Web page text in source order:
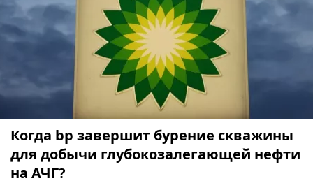
Когда bp завершит бурение скважины
для добычи глубокозалегающей нефти
на АЧГ?